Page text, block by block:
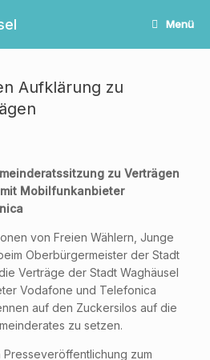
Menü
Aufklärung zu
zu Verträgen
Mobilfunkanbieter
von Freien Wählern, Junge
Oberbürgermeister der Stadt
Verträge der Stadt Waghäusel
Vodafone und Telefonica
auf den Zuckersilos auf die
zu setzen.
zum